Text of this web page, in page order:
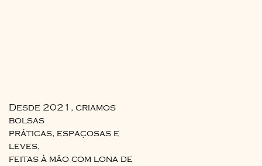
Desde 2021, criamos
bolsas
práticas, espaçosas e
leves,
feitas à mão com lona de